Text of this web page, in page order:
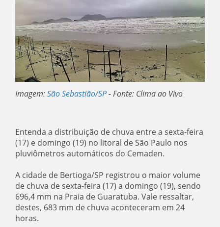
Imagem:São Sebastião/SP- Fonte: Clima ao Vivo
Entenda a distribuição de chuva entre a sexta-feira
(17) e domingo (19) no litoral de São Paulo nos
pluviômetros automáticos do Cemaden.
A cidade de Bertioga/SP registrou o maior volume
de chuva de sexta-feira (17) a domingo (19), sendo
696,4 mm na Praia de Guaratuba. Vale ressaltar,
destes, 683 mm de chuva aconteceram em 24
horas.